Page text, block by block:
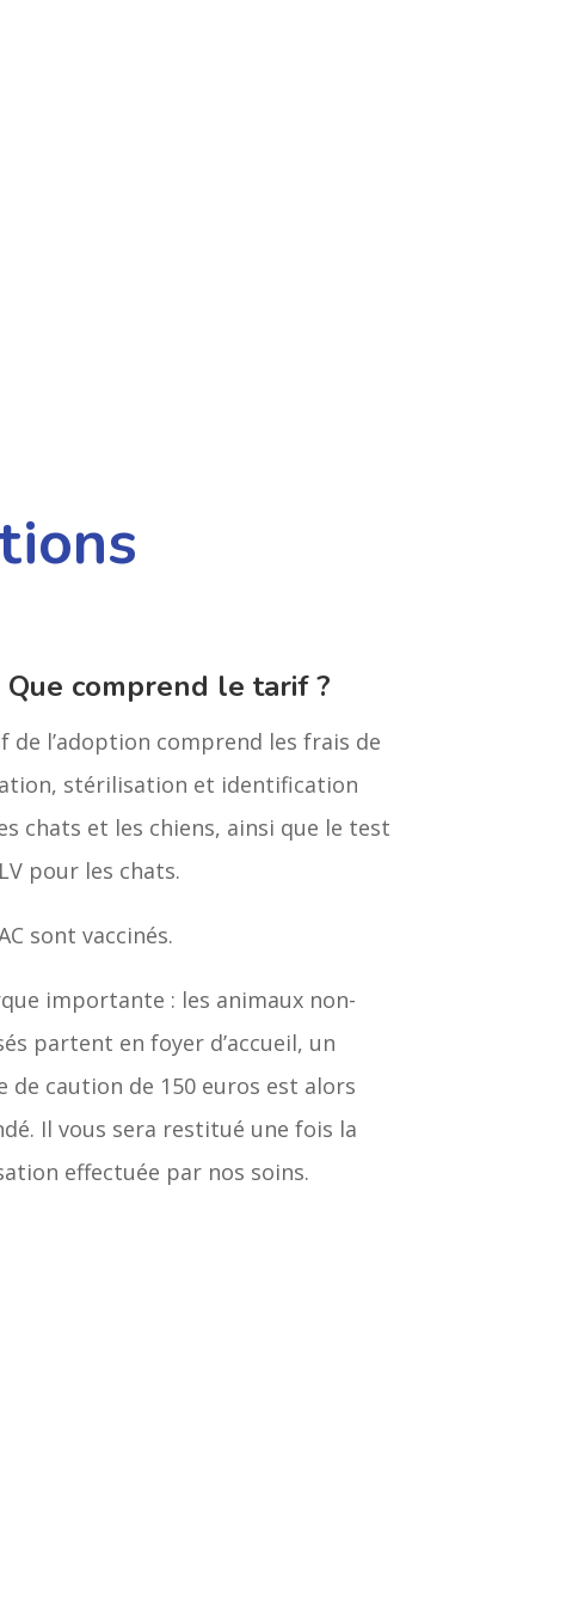
Que comprend le tarif ?
de l’adoption comprend les frais de
stérilisation et identification
chats et les chiens, ainsi que le test
pour les chats.
sont vaccinés.
importante : les animaux non-
partent en foyer d’accueil, un
de caution de 150 euros est alors
Il vous sera restitué une fois la
effectuée par nos soins.